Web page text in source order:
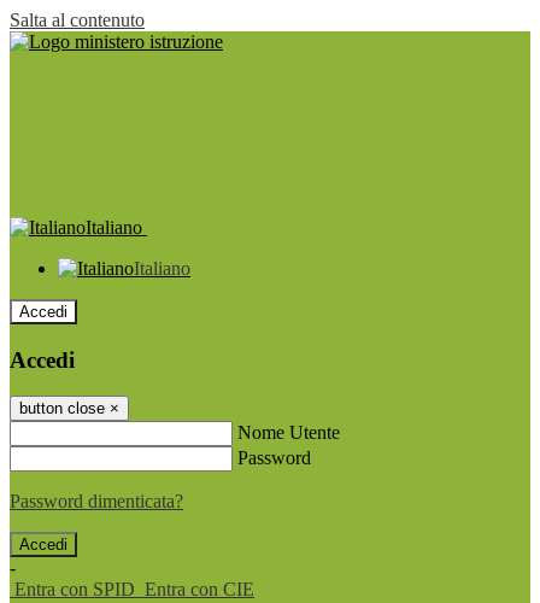
Salta al contenuto
Italiano
Italiano
Accedi
Accedi
button close ×
Nome Utente
Password
Password dimenticata?
-
Entra con SPID Entra con CIE